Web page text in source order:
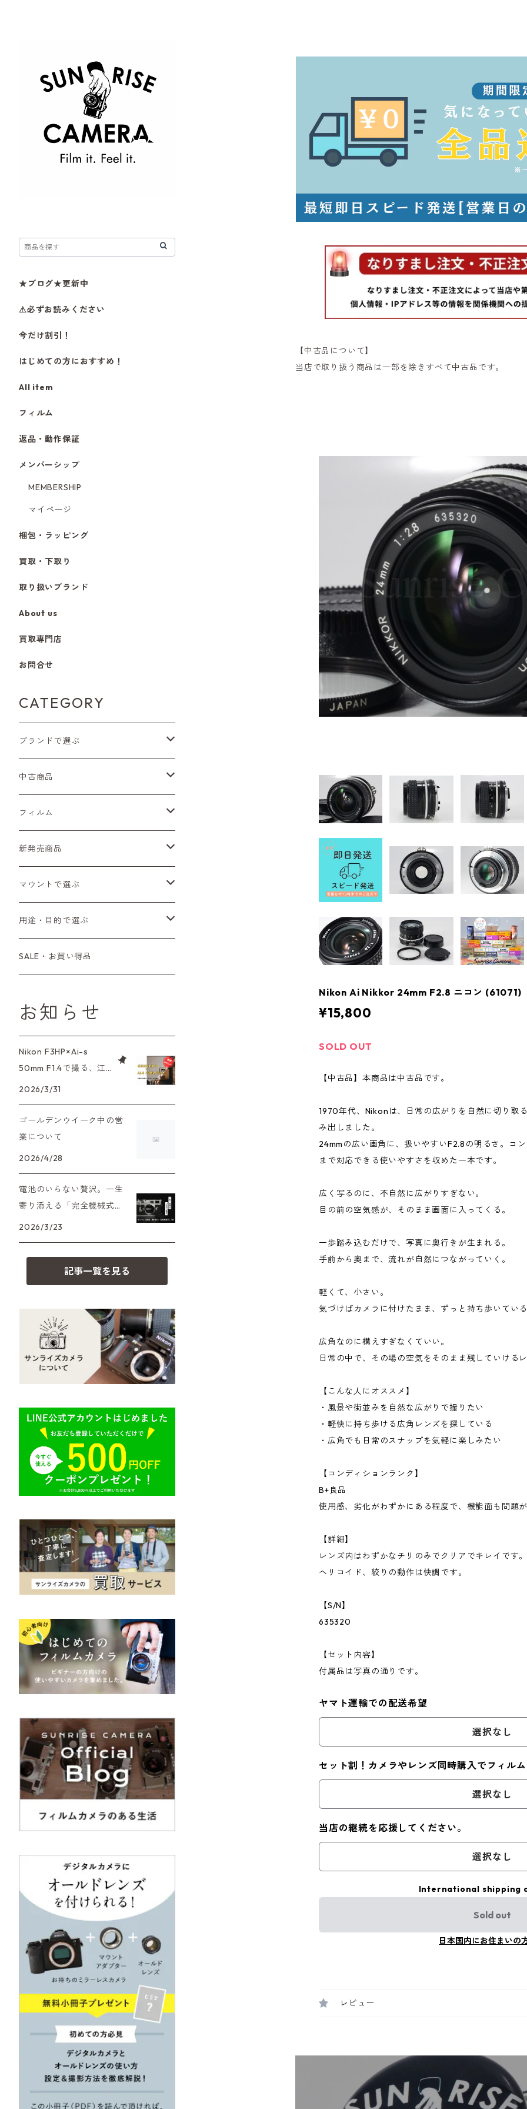
【中古品について】
当店で取り扱う商品は一部を除きすべて中古品です。
Nikon Ai Nikkor 24mm F2.8 ニコン (61071)
¥15,800
SOLD OUT
【中古品】本商品は中古品です。
1970年代、Nikonは、日常の広がりを自然に切り取
み出しました。
24mmの広い画角に、扱いやすいF2.8の明るさ。コ
まで対応できる使いやすさを収めた一本です。
広く写るのに、不自然に広がりすぎない。
目の前の空気感が、そのまま画面に入ってくる。
一歩踏み込むだけで、写真に奥行きが生まれる。
手前から奥まで、流れが自然につながっていく。
軽くて、小さい。
気づけばカメラに付けたまま、ずっと持ち歩いている
広角なのに構えすぎなくていい。
日常の中で、その場の空気をそのまま残していけるレ
【こんな人にオススメ】
・風景や街並みを自然な広がりで撮りたい
・軽快に持ち歩ける広角レンズを探している
・広角でも日常のスナップを気軽に楽しみたい
【コンディションランク】
B+良品
使用感、劣化がわずかにある程度で、機能面も問題が
【詳細】
レンズ内はわずかなチリのみでクリアでキレイです。
ヘリコイド、絞りの動作は快調です。
【S/N】
635320
【セット内容】
付属品は写真の通りです。
ヤマト運輸での配送希望
選択なし
セット割！カメラやレンズ同時購入でフィル
選択なし
当店の継続を応援してください。
選択なし
International shipping
Sold out
日本国内にお住まいの
レビュー
★ブログ★更新中
⚠必ずお読みください
今だけ割引！
はじめての方におすすめ！
All item
フィルム
返品・動作保証
メンバーシップ
MEMBERSHIP
マイページ
梱包・ラッピング
買取・下取り
取り扱いブランド
About us
買取専門店
お問合せ
CATEGORY
ブランドで選ぶ
Nikon（ニコン）
Sシリーズ
Fシリーズ（一桁＋F100）
Canon（キヤノン）
レンジファインダー（7、P）
PENTAX（ペンタックス）
SL、SP
K2、KX、KM
M42単焦点レンズ
CONTAX（コンタックス）
G1、G2
Tシリーズ
MINOLTA（ミノルタ）
コンパクト
α7、α9、X700
OLYMPUS（オリンパス）
PENシリーズ
XAシリーズ
35DC、35SP
PEN F、FT
OM-1
HEXAR
Leica（ライカ）
Mシリーズ
minilux
ド）
35シリーズ
RICOH（リコー）
Voigtlander（フォクトレンダー）
BESSA
YASHICA（ヤシカ）
Mamiya（マミヤ）
M645,二眼レフ
Plaubel（プラウベル）
SONY（ソニー）
SIGMA（シグマ）
TAMRON（タムロン）
K&F（ケーアンドエフ）
その他
中古商品
フィルムカメラ
一眼レフカメラ（マニュアルフォーカス）
一眼レフカメラ（オートフォーカス）
ス）
デジタルカメラ
デジタルカメラ
一眼カメラ
ミラーレスカメラ
マニュアルレンズ
一眼レンズ
レンジファインダーレンズ
大判レンズ
レンズその他
オートフォーカスレンズ
一眼レンズ
マウントアダプター
フィルム
レンズ付きフィルム
35mm（135）カラーネガ
35mm（135）白黒ネガ
35mm（135）カラーリバーサル
新発売商品
フィルムカメラ
レンズ付きフィルム
アクセサリー・付属品
マウントで選ぶ
M42
L39
FD（キヤノン）
OM（オリンパス）
A（ミノルタ（ソニー））
MD（ミノルタ）
K（ペンタックス）
CY（ヤシカコンタックス）
M（ライカ）
R（ライカ）
E（ソニー）
AR（コニカ）
O（その他）
用途・目的で選ぶ
初心者の方へもおすすめ！
SALE・お買い得品
お知らせ
Nikon F3HP×Ai-s
50mm F1.4で撮る、江
戸東京たてもの園。ノ
2026/3/31
ゴールデンウイーク中の営
業について
2026/4/28
電池のいらない贅沢。一生
寄り添える「完全機械式」
フィルムカメラの名機7選
2026/3/23
記事一覧を見る